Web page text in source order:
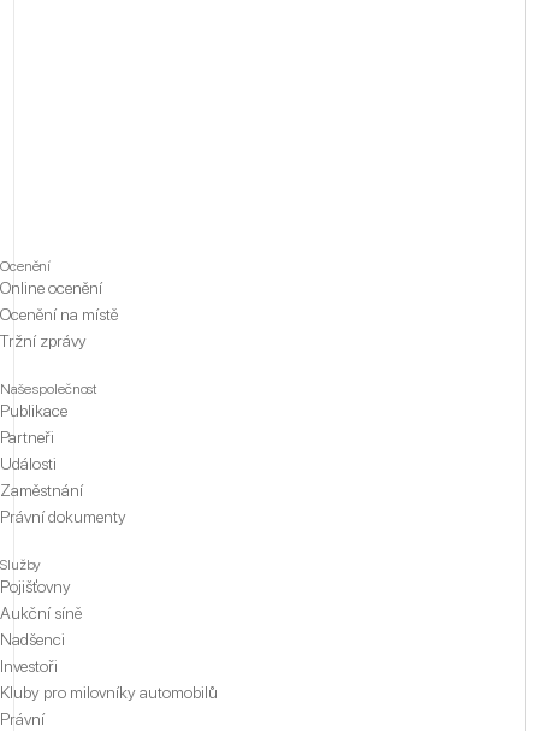
Ocenění
Online ocenění
Ocenění na místě
Tržní zprávy
Naše společnost
Publikace
Partneři
Události
Zaměstnání
Právní dokumenty
Služby
Pojišťovny
Aukční síně
Nadšenci
Investoři
Kluby pro milovníky automobilů
Právní